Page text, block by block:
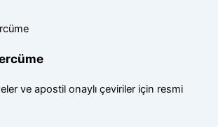
ve apostil onaylı çeviriler için resmi